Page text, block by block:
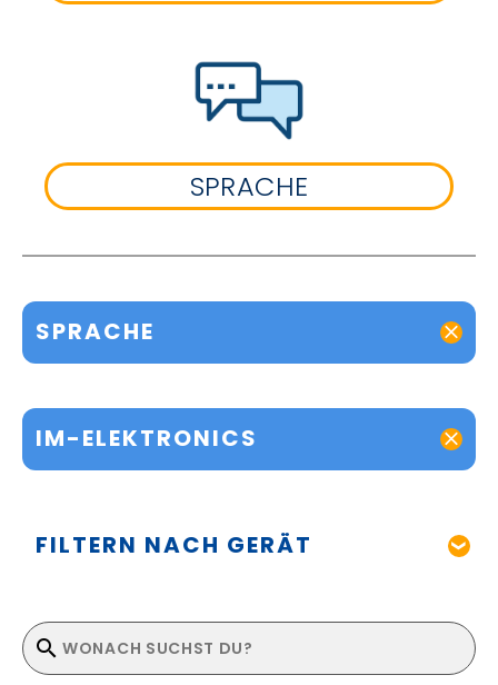
SPRACHE
SPRACHE
IM-ELEKTRONICS
FILTERN NACH GERÄT